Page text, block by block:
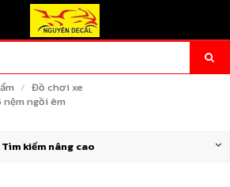
Đồ chơi xe
nệm ngồi êm
Tìm kiếm nâng cao